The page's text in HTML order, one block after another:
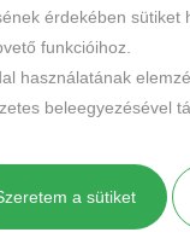
érdekében
funkcióihoz.
használatának
beleegyezésével
a sütiket